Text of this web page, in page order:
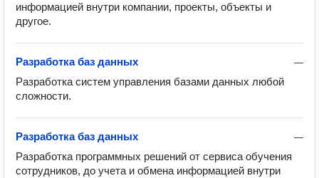
информацией внутри компании, проекты, объекты и
другое.
—
Разработка баз данных
Разработка систем управления базами данных любой
сложности.
—
Разработка баз данных
Разработка программных решений от сервиса обучения
сотрудников, до учета и обмена информацией внутри